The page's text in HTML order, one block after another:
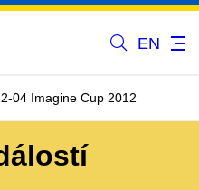
EN
04 Imagine Cup 2012